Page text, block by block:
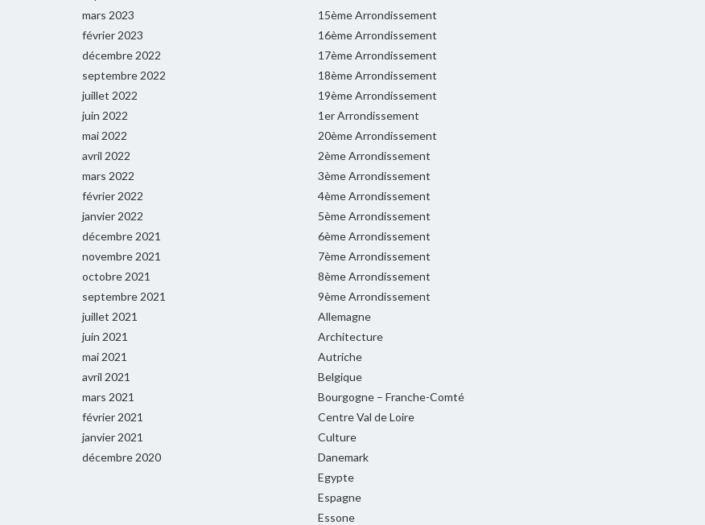
mars 2023
février 2023
décembre 2022
septembre 2022
juillet 2022
juin 2022
mai 2022
avril 2022
mars 2022
février 2022
janvier 2022
décembre 2021
novembre 2021
octobre 2021
septembre 2021
juillet 2021
juin 2021
mai 2021
avril 2021
mars 2021
février 2021
janvier 2021
décembre 2020
15ème Arrondissement
16ème Arrondissement
17ème Arrondissement
18ème Arrondissement
19ème Arrondissement
1er Arrondissement
20ème Arrondissement
2ème Arrondissement
3ème Arrondissement
4ème Arrondissement
5ème Arrondissement
6ème Arrondissement
7ème Arrondissement
8ème Arrondissement
9ème Arrondissement
Allemagne
Architecture
Autriche
Belgique
Bourgogne – Franche-Comté
Centre Val de Loire
Culture
Danemark
Egypte
Espagne
Essone